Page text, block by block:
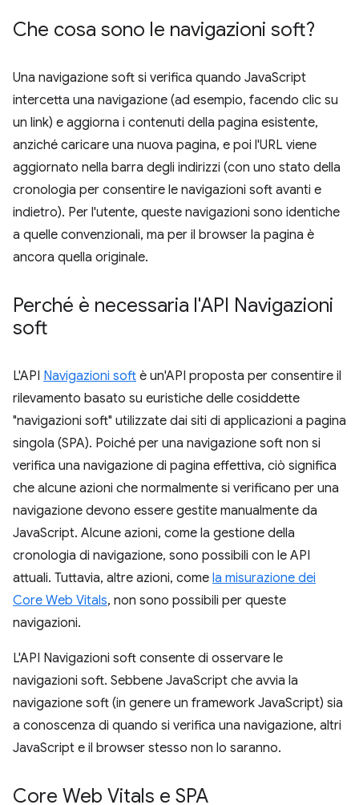
Che cosa sono le navigazioni soft?
Una navigazione soft si verifica quando JavaScript
intercetta una navigazione (ad esempio, facendo clic su
un link) e aggiorna i contenuti della pagina esistente,
anziché caricare una nuova pagina, e poi l'URL viene
aggiornato nella barra degli indirizzi (con uno stato della
cronologia per consentire le navigazioni soft avanti e
indietro). Per l'utente, queste navigazioni sono identiche
a quelle convenzionali, ma per il browser la pagina è
ancora quella originale.
Perché è necessaria l'API Navigazioni
soft
L'API Navigazioni soft è un'API proposta per consentire il
rilevamento basato su euristiche delle cosiddette
"navigazioni soft" utilizzate dai siti di applicazioni a pagina
singola (SPA). Poiché per una navigazione soft non si
verifica una navigazione di pagina effettiva, ciò significa
che alcune azioni che normalmente si verificano per una
navigazione devono essere gestite manualmente da
JavaScript. Alcune azioni, come la gestione della
cronologia di navigazione, sono possibili con le API
attuali. Tuttavia, altre azioni, come la misurazione dei
Core Web Vitals, non sono possibili per queste
navigazioni.
L'API Navigazioni soft consente di osservare le
navigazioni soft. Sebbene JavaScript che avvia la
navigazione soft (in genere un framework JavaScript) sia
a conoscenza di quando si verifica una navigazione, altri
JavaScript e il browser stesso non lo saranno.
Core Web Vitals e SPA